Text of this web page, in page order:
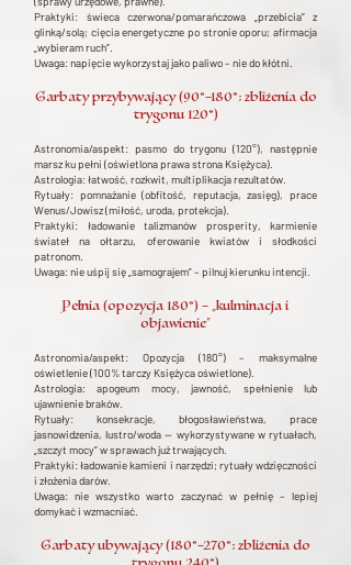
Praktyki: świeca czerwona/pomarańczowa „przebicia” z
glinką/solą; cięcia energetyczne po stronie oporu; afirmacja
„wybieram ruch”.
Uwaga: napięcie wykorzystaj jako paliwo – nie do kłótni.
Garbaty przybywający (90°–180°; zbliżenia do
trygonu 120°)
Astronomia/aspekt: pasmo do trygonu (120°), następnie
marsz ku pełni (oświetlona prawa strona Księżyca).
Astrologia: łatwość, rozkwit, multiplikacja rezultatów.
Rytuały: pomnażanie (obfitość, reputacja, zasięg), prace
Wenus/Jowisz (miłość, uroda, protekcja).
Praktyki: ładowanie talizmanów prosperity, karmienie
świateł na ołtarzu, oferowanie kwiatów i słodkości
patronom.
Uwaga: nie uśpij się „samograjem” – pilnuj kierunku intencji.
Pełnia (opozycja 180°) – „kulminacja i
objawienie”
Astronomia/aspekt: Opozycja (180°) – maksymalne
oświetlenie (100% tarczy Księżyca oświetlone).
Astrologia: apogeum mocy, jawność, spełnienie lub
ujawnienie braków.
Rytuały: konsekracje, błogosławieństwa, prace
jasnowidzenia, lustro/woda — wykorzystywane w rytuałach,
„szczyt mocy” w sprawach już trwających.
Praktyki: ładowanie kamieni i narzędzi; rytuały wdzięczności
i złożenia darów.
Uwaga: nie wszystko warto zaczynać w pełnię – lepiej
domykać i wzmacniać.
Garbaty ubywający (180°–270°; zbliżenia do